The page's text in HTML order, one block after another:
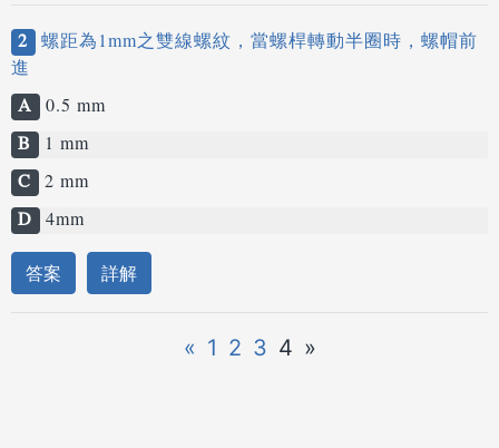
2 螺距為1mm之雙線螺紋，當螺桿轉動半圈時，螺帽前
進
A 0.5 mm
B
1 mm
C 2 mm
D 4mm
答案 詳解
« 1 2 3 4 »